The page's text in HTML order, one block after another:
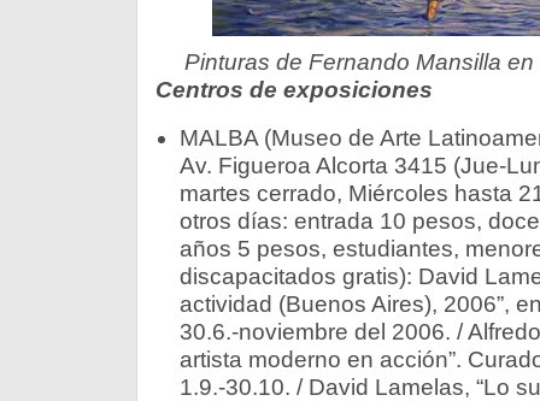
Pinturas de Fernando Mansilla en
Centros de exposiciones
MALBA (Museo de Arte
Av. Figueroa Alcorta 3415 (Jue-
martes cerrado, Miércoles hasta
otros días: entrada 10 pesos,
años 5 pesos, estudiantes,
discapacitados gratis): David
actividad (Buenos Aires), 2006”,
30.6.-noviembre del 2006. /
artista moderno en acción”.
1.9.-30.10. / David Lamelas, “Lo